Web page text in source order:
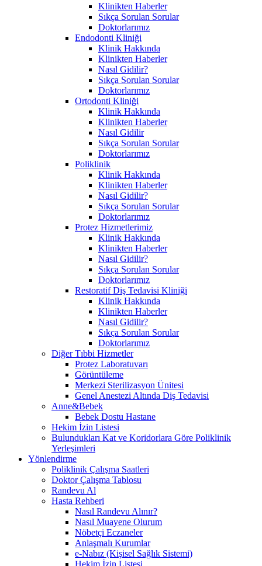
Klinikten Haberler
Sıkça Sorulan Sorular
Doktorlarımız
Endodonti Kliniği
Klinik Hakkında
Klinikten Haberler
Nasıl Gidilir?
Sıkça Sorulan Sorular
Doktorlarımız
Ortodonti Kliniği
Klinik Hakkında
Klinikten Haberler
Nasıl Gidilir
Sıkça Sorulan Sorular
Doktorlarımız
Poliklinik
Klinik Hakkında
Klinikten Haberler
Nasıl Gidilir?
Sıkça Sorulan Sorular
Doktorlarımız
Protez Hizmetlerimiz
Klinik Hakkında
Klinikten Haberler
Nasıl Gidilir?
Sıkça Sorulan Sorular
Doktorlarımız
Restoratif Diş Tedavisi Kliniği
Klinik Hakkında
Klinikten Haberler
Nasıl Gidilir?
Sıkça Sorulan Sorular
Doktorlarımız
Diğer Tıbbi Hizmetler
Protez Laboratuvarı
Görüntüleme
Merkezi Sterilizasyon Ünitesi
Genel Anestezi Altında Diş Tedavisi
Anne&Bebek
Bebek Dostu Hastane
Hekim İzin Listesi
Bulundukları Kat ve Koridorlara Göre Poliklinik
Yerleşimleri
Yönlendirme
Poliklinik Çalışma Saatleri
Doktor Çalışma Tablosu
Randevu Al
Hasta Rehberi
Nasıl Randevu Alınır?
Nasıl Muayene Olurum
Nöbetçi Eczaneler
Anlaşmalı Kurumlar
e-Nabız (Kişisel Sağlık Sistemi)
Hekim İzin Listesi